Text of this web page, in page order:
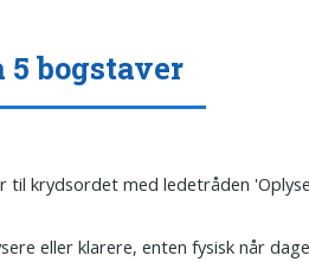
bogstaver
krydsordet med ledetråden
eller klarere, enten fysisk når